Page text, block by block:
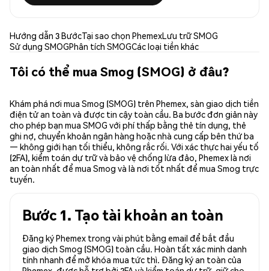
Hướng dẫn 3 BướcTại sao chọn PhemexLưu trữ SMOG
Sử dụng SMOGPhân tích SMOGCác loại tiền khác
Tôi có thể mua Smog (SMOG) ở đâu?
Khám phá nơi mua Smog (SMOG) trên Phemex, sàn giao dịch tiền
điện tử an toàn và được tin cậy toàn cầu. Ba bước đơn giản này
cho phép bạn mua SMOG với phí thấp bằng thẻ tín dụng, thẻ
ghi nợ, chuyển khoản ngân hàng hoặc nhà cung cấp bên thứ ba
— không giới hạn tối thiểu, không rắc rối. Với xác thực hai yếu tố
(2FA), kiểm toán dự trữ và bảo vệ chống lừa đảo, Phemex là nơi
an toàn nhất để mua Smog và là nơi tốt nhất để mua Smog trực
tuyến.
Bước 1. Tạo tài khoản an toàn
Đăng ký Phemex trong vài phút bằng email để bắt đầu
giao dịch Smog (SMOG) toàn cầu. Hoàn tất xác minh danh
tính nhanh để mở khóa mua tức thì. Đăng ký an toàn của